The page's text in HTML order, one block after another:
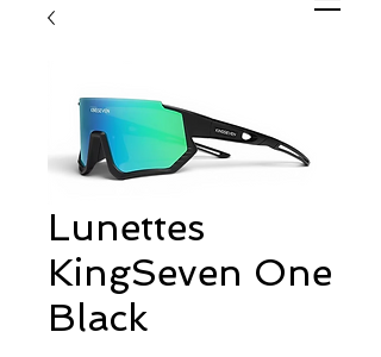
Lunettes
KingSeven One
Black